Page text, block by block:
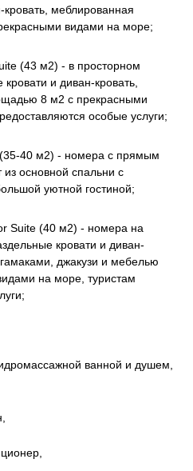
меблированная
видами на море;
(43 м2) - в просторном
и диван-кровать,
8 м2 с прекрасными
особые услуги;
40 м2) - номера с прямым
из основной спальни с
уютной гостиной;
Suite (40 м2) - номера на
кровати и диван-
джакузи и мебелью
на море, туристам
ванной и душем,